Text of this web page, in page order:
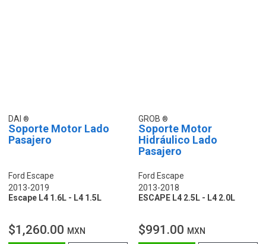
DAI
Soporte Motor Lado
Pasajero
Ford Escape
2013-2019
Escape L4 1.6L - L4 1.5L
$1,260.00 MXN
GROB
Soporte Motor
Hidráulico Lado
Pasajero
Ford Escape
2013-2018
ESCAPE L4 2.5L - L4 2.0L
$991.00 MXN